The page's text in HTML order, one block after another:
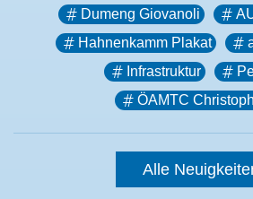
Dumeng Giovanoli
Hahnenkamm Plakat
Infrastruktur
ÖAMTC
Alle